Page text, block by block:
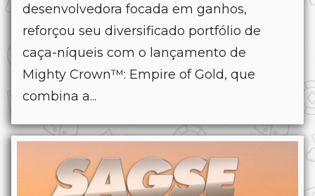
desenvolvedora focada em ganhos,
reforçou seu diversificado portfólio de
caça-níqueis com o lançamento de
Mighty Crown™: Empire of Gold, que
combina a...